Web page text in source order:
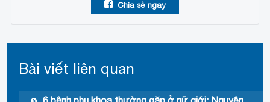
Chia sẻ ngay
Bài viết liên quan